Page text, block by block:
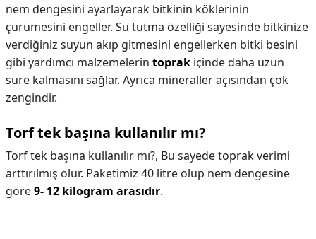
nem dengesini ayarlayarak bitkinin köklerinin
çürümesini engeller. Su tutma özelliği sayesinde bitkinize
verdiğiniz suyun akıp gitmesini engellerken bitki besini
gibi yardımcı malzemelerin toprak içinde daha uzun
süre kalmasını sağlar. Ayrıca mineraller açısından çok
zengindir.
Torf tek başına kullanılır mı?
Torf tek başına kullanılır mı?, Bu sayede toprak verimi
arttırılmış olur. Paketimiz 40 litre olup nem dengesine
göre9- 12 kilogram arasıdır.